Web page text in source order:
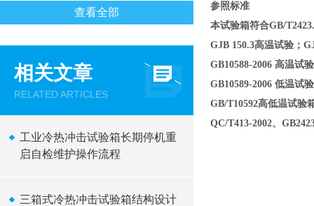
查看全部
相关文章
RELATED ARTICLES
工业冷热冲击试验箱长期停机重
启自检维护操作流程
三箱式冷热冲击试验箱结构设计
参照标准
本试验箱符合GB/
GJB 150.3高温试验；
GB10588-2006 高温试
GB10589-2006 低温试
GB/T10592高低温试验
QC/T413-2002、